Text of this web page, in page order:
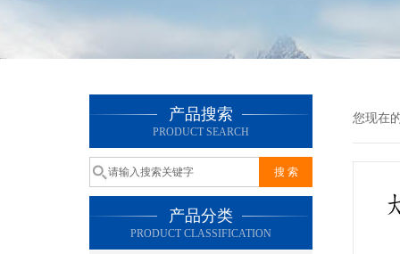
产品搜索
PRODUCT SEARCH
产品分类
PRODUCT CLASSIFICATION
您现在